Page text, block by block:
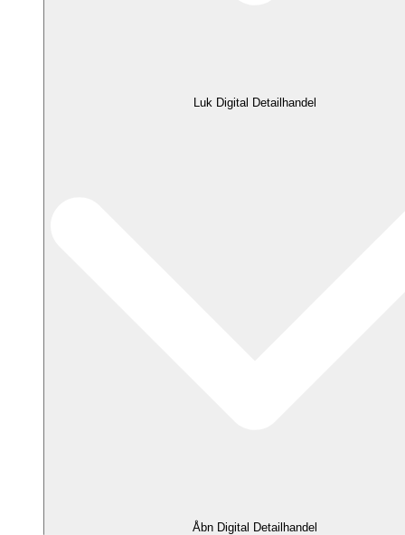
Luk Digital Detailhandel
Åbn Digital Detailhandel